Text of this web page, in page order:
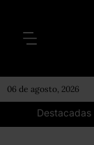
06 de agosto, 2026
Destacadas